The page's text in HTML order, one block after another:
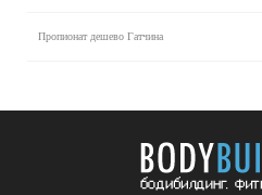
Пропионат дешево Гатчина